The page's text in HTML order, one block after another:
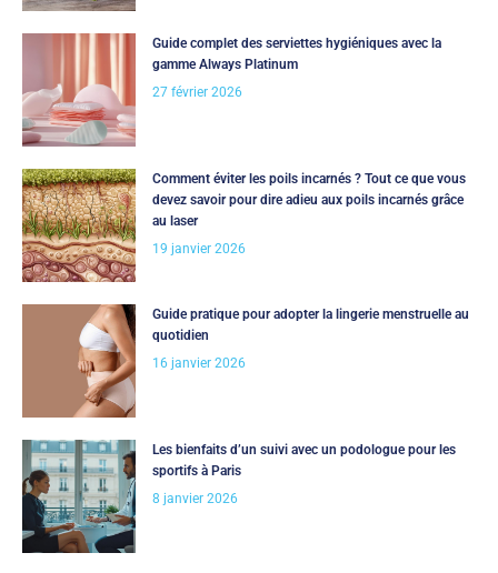
Guide complet des serviettes hygiéniques avec la
gamme Always Platinum
27 février 2026
Comment éviter les poils incarnés ? Tout ce que vous
devez savoir pour dire adieu aux poils incarnés grâce
au laser
19 janvier 2026
Guide pratique pour adopter la lingerie menstruelle au
quotidien
16 janvier 2026
Les bienfaits d’un suivi avec un podologue pour les
sportifs à Paris
8 janvier 2026